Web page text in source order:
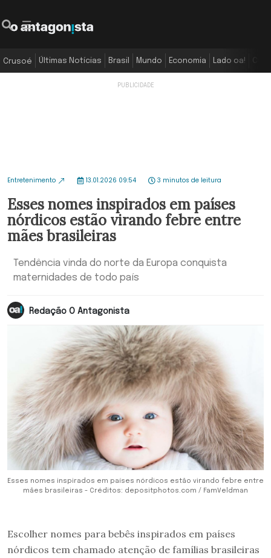
Crusoé Últimas Notícias Brasil Mundo Economia Lado oa!
Entretenimento 13.01.2026 09:54 3 minutos de leitura
Esses nomes inspirados em países
nórdicos estão virando febre entre
mães brasileiras
Tendência vinda do norte da Europa conquista
maternidades de todo país
Redação O Antagonista
Esses nomes inspirados em países nórdicos estão virando febre entre
mães brasileiras - Créditos: depositphotos.com / FamVeldman
Escolher nomes para bebês inspirados em países
nórdicos tem chamado atenção de famílias brasileiras